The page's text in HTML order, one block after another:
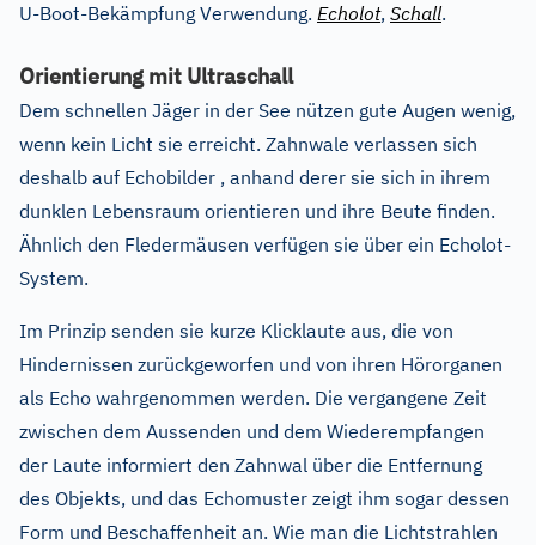
U-Boot-Bekämpfung Verwendung. Echolot, Schall.
Orientierung mit Ultraschall
Dem schnellen Jäger in der See nützen gute Augen wenig,
wenn kein Licht sie erreicht. Zahnwale verlassen sich
deshalb auf Echobilder , anhand derer sie sich in ihrem
dunklen Lebensraum orientieren und ihre Beute finden.
Ähnlich den Fledermäusen verfügen sie über ein Echolot-
System.
Im Prinzip senden sie kurze Klicklaute aus, die von
Hindernissen zurückgeworfen und von ihren Hörorganen
als Echo wahrgenommen werden. Die vergangene Zeit
zwischen dem Aussenden und dem Wiederempfangen
der Laute informiert den Zahnwal über die Entfernung
des Objekts, und das Echomuster zeigt ihm sogar dessen
Form und Beschaffenheit an. Wie man die Lichtstrahlen